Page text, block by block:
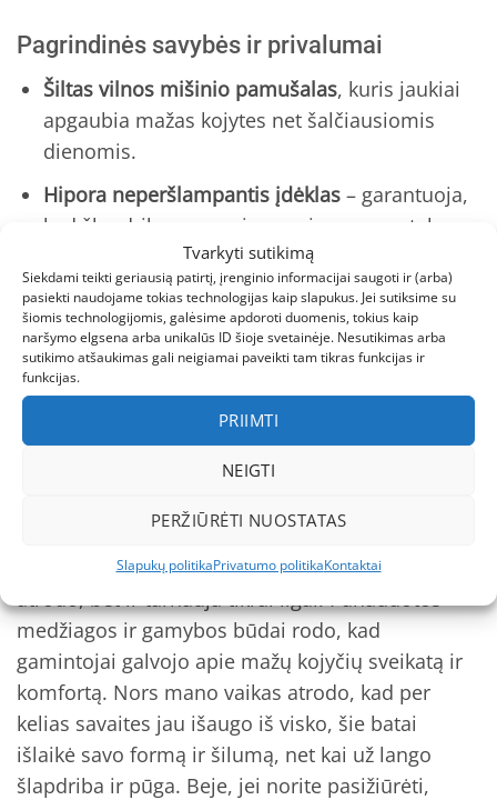
Tvarkyti sutikimą
Siekdami teikti geriausią patirtį, įrenginio informacijai saugoti ir (arba)
pasiekti naudojame tokias technologijas kaip slapukus. Jei sutiksime su
šiomis technologijomis, galėsime apdoroti duomenis, tokius kaip
naršymo elgsena arba unikalūs ID šioje svetainėje. Nesutikimas arba
sutikimo atšaukimas gali neigiamai paveikti tam tikras funkcijas ir
funkcijas.
PRIIMTI
NEIGTI
PERŽIŪRĖTI NUOSTATAS
Slapukų politikaPrivatumo politikaKontaktai
Pagrindinės savybės ir privalumai
Šiltas vilnos mišinio pamušalas, kuris jaukiai
apgaubia mažas kojytes net šalčiausiomis
dienomis.
Hipora neperšlampantis įdėklas– garantuoja,
kad šlapdriba ar purvinas sniegas nepateks
Antislip padai, kurie neslysta ir leidžia mažyliui
saugiai lakstyti net po pirmųjų šaltų rytų.
Tvirtas, bet lengvas dizainas
– batai lengvai
pritaikomi prie aktyvaus žaidimo ir greito
kiekvieną žiemą. Šie REIMA batai vaikams ne tik
medžiagos ir gamybos būdai rodo, kad
gamintojai galvojo apie mažų kojyčių sveikatą ir
komfortą. Nors mano vaikas atrodo, kad per
kelias savaites jau išaugo iš visko, šie batai
išlaikė savo formą ir šilumą, net kai už lango
šlapdriba ir pūga. Beje, jei norite pasižiūrėti,